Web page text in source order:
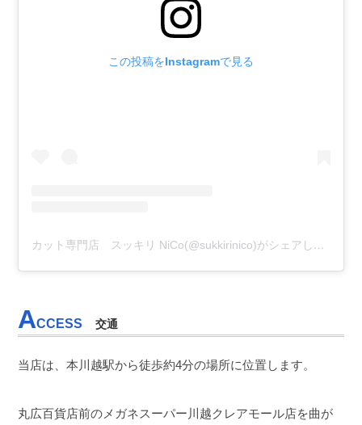
この投稿をInstagramで見る
カット専門店 スッキリ NiCo(@sukkirinico)がシェアした投稿
ACCESS 交通
当店は、本川越駅から徒歩約4分の場所に位置します。
丸広百貨店前のメガネスーパー川越クレアモール店を曲が